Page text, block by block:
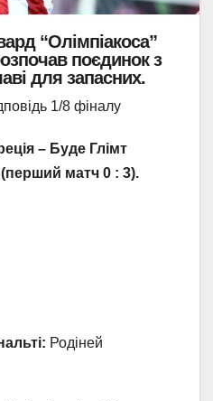
“Олімпіакоса”
поєдинок з
для запасних.
1/8 фіналу
– Буде Глімт
матч 0 : 3).
Родіней